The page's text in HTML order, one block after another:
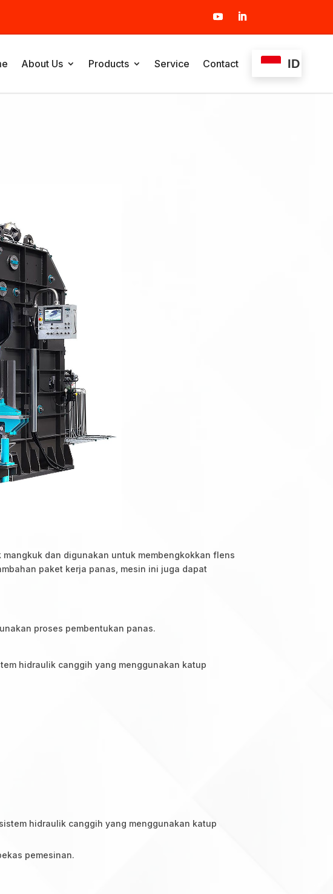
About Us Products Service Contact ID
dan digunakan untuk membengkokkan flens
paket kerja panas, mesin ini juga dapat
proses pembentukan panas.
hidraulik canggih yang menggunakan katup
hidraulik canggih yang menggunakan katup
pemesinan.